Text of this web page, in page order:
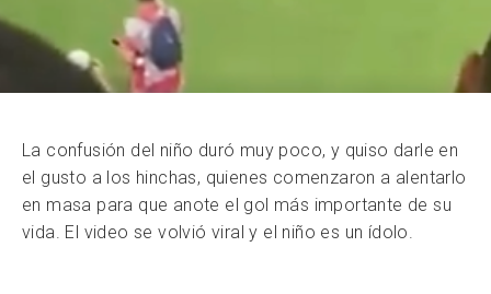
La confusión del niño duró muy poco, y quiso darle en
el gusto a los hinchas, quienes comenzaron a alentarlo
en masa para que anote el gol más importante de su
vida. El video se volvió viral y el niño es un ídolo.